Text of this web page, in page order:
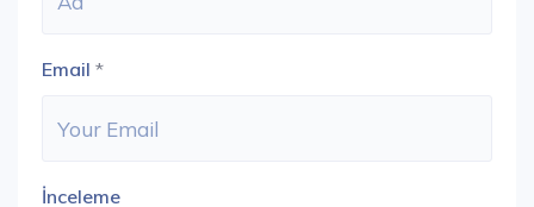
Email *
İnceleme